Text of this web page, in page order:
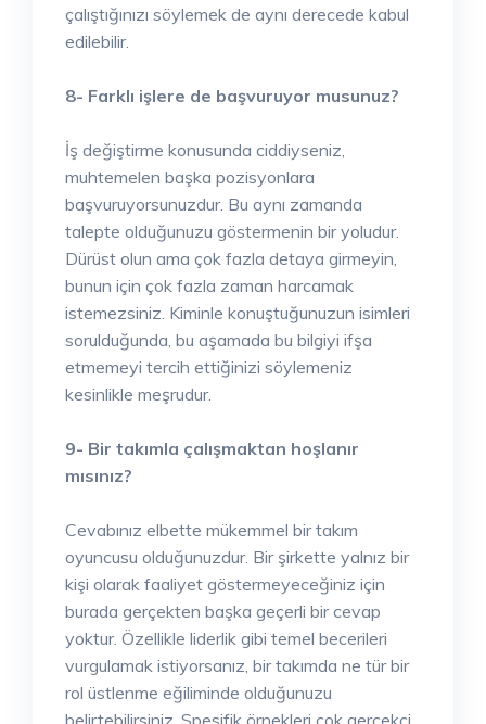
çalıştığınızı söylemek de aynı derecede kabul
edilebilir.
8- Farklı işlere de başvuruyor musunuz?
İş değiştirme konusunda ciddiyseniz,
muhtemelen başka pozisyonlara
başvuruyorsunuzdur. Bu aynı zamanda
talepte olduğunuzu göstermenin bir yoludur.
Dürüst olun ama çok fazla detaya girmeyin,
bunun için çok fazla zaman harcamak
istemezsiniz. Kiminle konuştuğunuzun isimleri
sorulduğunda, bu aşamada bu bilgiyi ifşa
etmemeyi tercih ettiğinizi söylemeniz
kesinlikle meşrudur.
9- Bir takımla çalışmaktan hoşlanır
mısınız?
Cevabınız elbette mükemmel bir takım
oyuncusu olduğunuzdur. Bir şirkette yalnız bir
kişi olarak faaliyet göstermeyeceğiniz için
burada gerçekten başka geçerli bir cevap
yoktur. Özellikle liderlik gibi temel becerileri
vurgulamak istiyorsanız, bir takımda ne tür bir
rol üstlenme eğiliminde olduğunuzu